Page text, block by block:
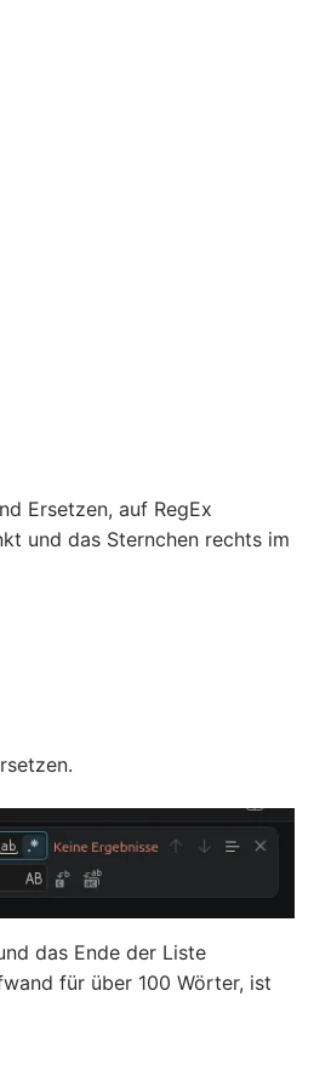
Ersetzen, auf RegEx
und das Sternchen rechts im
das Ende der Liste
für über 100 Wörter, ist